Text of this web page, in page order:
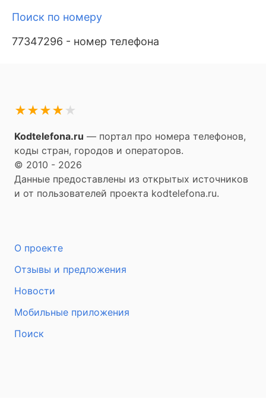
Поиск по номеру
77347296 - номер телефона
★
★
★
★
★
Kodtelefona.ru — портал про номера телефонов,
коды стран, городов и операторов.
© 2010 - 2026
Данные предоставлены из открытых источников
и от пользователей проекта kodtelefona.ru.
О проекте
Отзывы и предложения
Новости
Мобильные приложения
Поиск